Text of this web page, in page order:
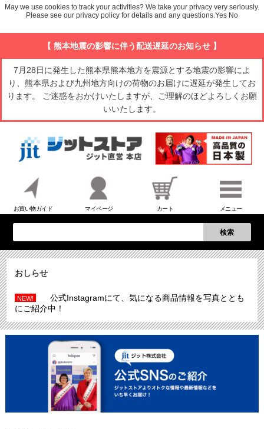
【 熊本地震の影響に伴う配送遅延のお知らせ 】
7月28日に発生した熊本県熊本地方を震源とする地震の影響によ
り、熊本県および九州地方向けの荷物のお届けに遅延が発生してお
ります。 ご迷惑をおかけいたしますが、ご理解のほどよろしくお願
いいたします。
お買い物ガイド マイページ カート メニュー
検索
おしらせ
NEW!
公式Instagramにて、気になる商品情報を写真ととも
にご紹介中！
May we use cookies to track your activities? We take your privacy very seriously.
Please see our privacy policy for details and any questions.Yes No